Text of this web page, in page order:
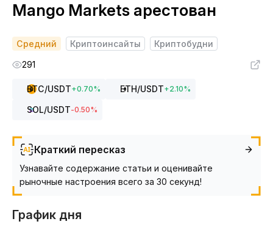
Mango Markets арестован
Средний Криптоинсайты
Криптобудни
291
BTC/USDT+0.70% ETH/USDT+2.10%
SOL/USDT-0.50%
Краткий пересказ
Узнавайте содержание статьи и оценивайте
рыночные настроения всего за 30 секунд!
График дня